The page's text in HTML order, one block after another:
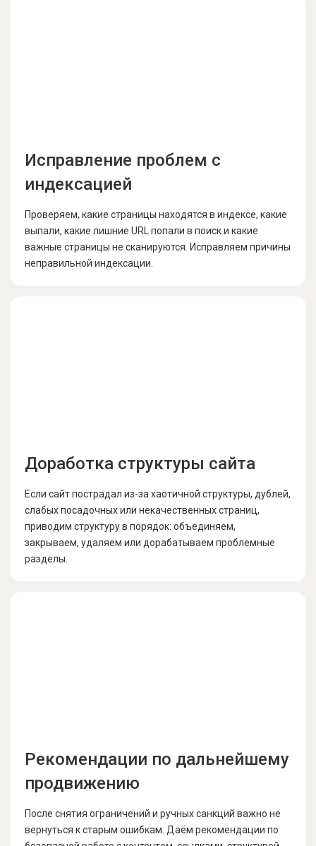
Исправление проблем с
индексацией
Проверяем, какие страницы находятся в индексе, какие
выпали, какие лишние URL попали в поиск и какие
важные страницы не сканируются. Исправляем причины
неправильной индексации.
Доработка структуры сайта
Если сайт пострадал из-за хаотичной структуры, дублей,
слабых посадочных или некачественных страниц,
приводим структуру в порядок: объединяем,
закрываем, удаляем или дорабатываем проблемные
разделы.
Рекомендации по дальнейшему
продвижению
После снятия ограничений и ручных санкций важно не
вернуться к старым ошибкам. Даём рекомендации по